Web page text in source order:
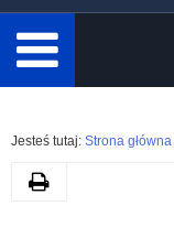
minimum
3
znaki.
Rozwiń
Jesteś tutaj: Strona główna